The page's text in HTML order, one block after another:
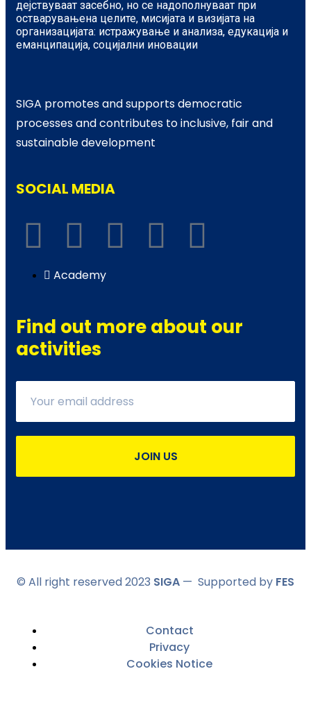
дејствуваат засебно, но се надополнуваат при
остварувањена целите, мисијата и визијата на
организацијата: истражување и анализа, едукација и
еманципација, социјални иновации
SIGA promotes and supports democratic
processes and contributes to inclusive, fair and
sustainable development
SOCIAL MEDIA
Academy
Find out more about our
activities
JOIN US
© All right reserved 2023 SIGA — Supported by FES
Contact
Privacy
Cookies Notice